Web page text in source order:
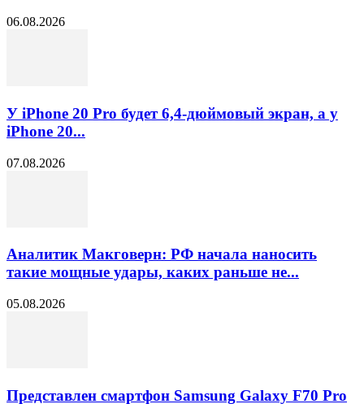
06.08.2026
У iPhone 20 Pro будет 6,4-дюймовый экран, а у
iPhone 20...
07.08.2026
Аналитик Макговерн: РФ начала наносить
такие мощные удары, каких раньше не...
05.08.2026
Представлен смартфон Samsung Galaxy F70 Pro